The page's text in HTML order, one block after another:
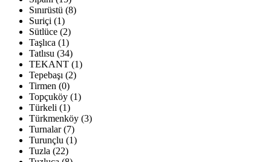
Sınırüstü (8)
Suriçi (1)
Sütlüce (2)
Taşlıca (1)
Tatlısu (34)
TEKANT (1)
Tepebaşı (2)
Tirmen (0)
Topçuköy (1)
Türkeli (1)
Türkmenköy (3)
Turnalar (7)
Turunçlu (1)
Tuzla (22)